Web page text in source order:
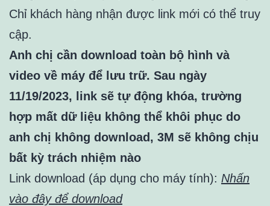
Chỉ khách hàng nhận được link mới có thể truy
cập.
Anh chị cần download toàn bộ hình và
video về máy để lưu trữ. Sau ngày
11/19/2023, link sẽ tự động khóa, trường
hợp mất dữ liệu không thể khôi phục do
anh chị không download, 3M sẽ không chịu
bất kỳ trách nhiệm nào
Link download (áp dụng cho máy tính): Nhấn
vào đây để download